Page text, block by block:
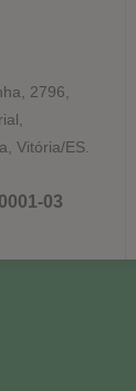
2796,
Vitória/ES.
03